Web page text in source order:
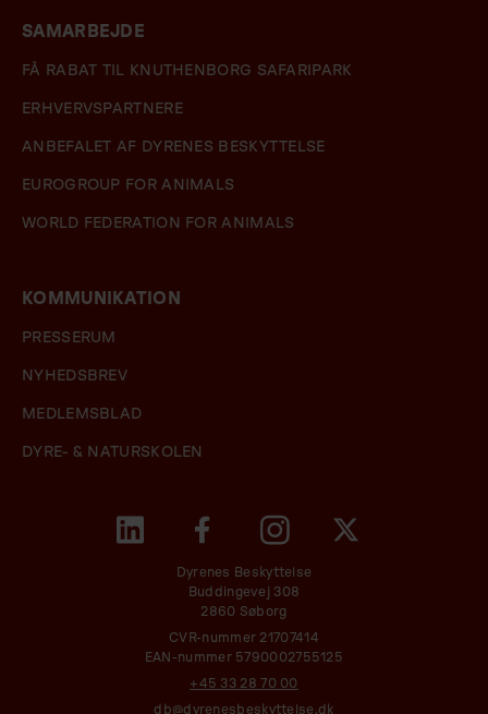
SAMARBEJDE
FÅ RABAT TIL KNUTHENBORG SAFARIPARK
ERHVERVSPARTNERE
ANBEFALET AF DYRENES BESKYTTELSE
EUROGROUP FOR ANIMALS
WORLD FEDERATION FOR ANIMALS
KOMMUNIKATION
PRESSERUM
NYHEDSBREV
MEDLEMSBLAD
DYRE- & NATURSKOLEN
Dyrenes Beskyttelse
Buddingevej 308
2860 Søborg
CVR-nummer 21707414
EAN-nummer 5790002755125
+45 33 28 70 00
db@dyrenesbeskyttelse.dk